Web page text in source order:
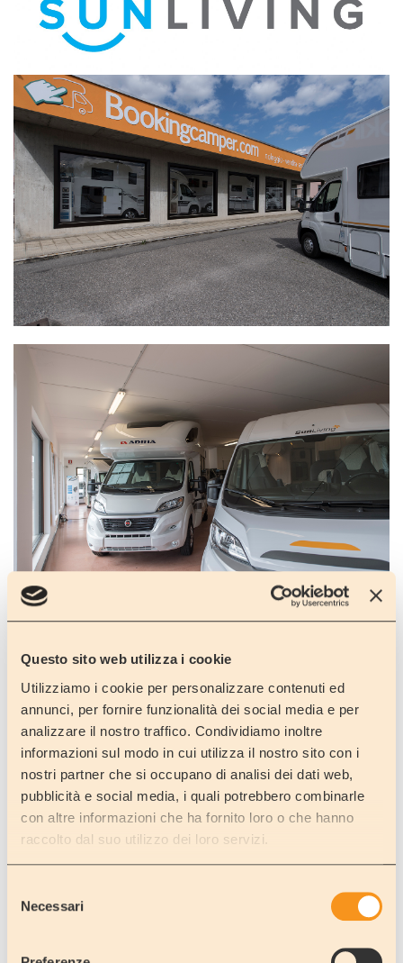
Questo sito web utilizza i cookie
Utilizziamo i cookie per personalizzare contenuti ed
annunci, per fornire funzionalità dei social media e per
analizzare il nostro traffico. Condividiamo inoltre
informazioni sul modo in cui utilizza il nostro sito con i
nostri partner che si occupano di analisi dei dati web,
pubblicità e social media, i quali potrebbero combinarle
con altre informazioni che ha fornito loro o che hanno
raccolto dal suo utilizzo dei loro servizi.
delNecessari